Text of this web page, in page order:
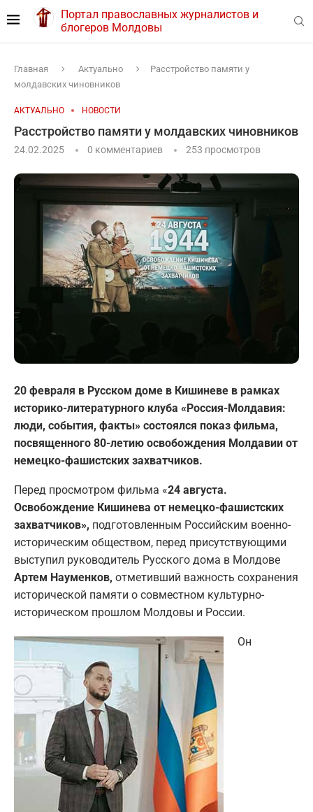
Портал православных журналистов и
блогеров Молдовы
Главная Актуально
Расстройство памяти у
молдавских чиновников
АКТУАЛЬНО НОВОСТИ
Расстройство памяти у молдавских чиновников
24.02.2025 0 комментариев 253 просмотров
20 февраля в Русском доме в Кишиневе в рамках
историко-литературного клуба «Россия-Молдавия:
люди, события, факты» состоялся показ фильма,
посвященного 80-летию освобождения Молдавии от
немецко-фашистских захватчиков.
Перед просмотром фильма «24 августа.
Освобождение Кишинева от немецко-фашистских
захватчиков», подготовленным Российским военно-
историческим обществом, перед присутствующими
выступил руководитель Русского дома в Молдове
Артем Науменков, отметивший важность сохранения
исторической памяти о совместном культурно-
историческом прошлом Молдовы и России.
Он